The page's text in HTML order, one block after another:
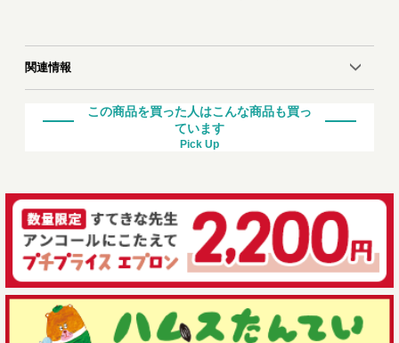
関連情報
この商品を買った人はこんな商品も買っ
ています
Pick Up